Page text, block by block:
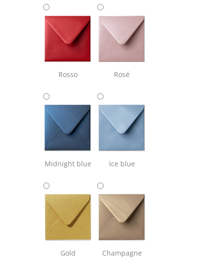
Rosso Rosé
Midnight blue Ice blue
Gold Champagne